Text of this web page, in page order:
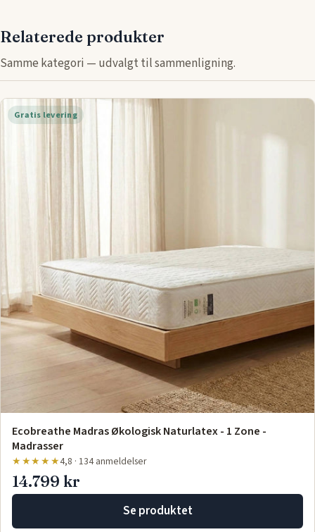
Relaterede produkter
Samme kategori — udvalgt til sammenligning.
Gratis levering
Ecobreathe Madras Økologisk Naturlatex - 1 Zone -
Madrasser
★★★★★4,8 · 134 anmeldelser
14.799 kr
Se produktet